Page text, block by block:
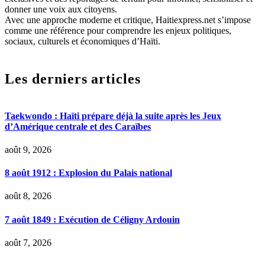
donner une voix aux citoyens.
Avec une approche moderne et critique, Haitiexpress.net s’impose
comme une référence pour comprendre les enjeux politiques,
sociaux, culturels et économiques d’Haïti.
Les derniers articles
Taekwondo : Haïti prépare déjà la suite après les Jeux
d’Amérique centrale et des Caraïbes
août 9, 2026
8 août 1912 : Explosion du Palais national
août 8, 2026
7 août 1849 : Exécution de Céligny Ardouin
août 7, 2026